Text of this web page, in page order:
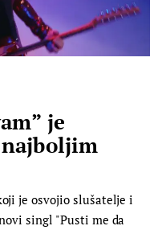
je
je osvojio slušatelje i
singl "Pusti me da